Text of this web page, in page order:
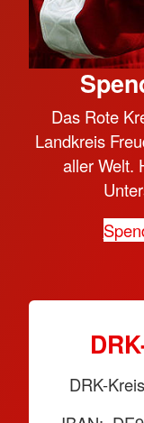
Das Rote
Landkreis
aller Welt.
DRK-